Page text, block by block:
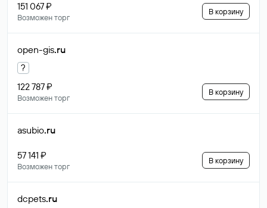
151 067 ₽
Возможен торг
В корзину
open-gis.ru
?
122 787 ₽
Возможен торг
В корзину
asubio.ru
57 141 ₽
Возможен торг
В корзину
dcpets.ru